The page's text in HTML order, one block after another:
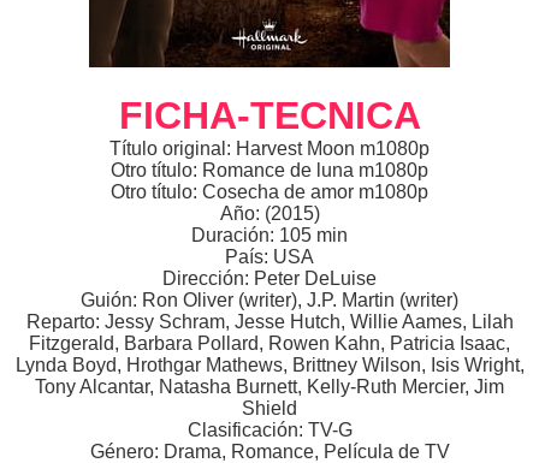
FICHA-TECNICA
Título original: Harvest Moon m1080p
Otro título: Romance de luna m1080p
Otro título: Cosecha de amor m1080p
Año: (2015)
Duración: 105 min
País: USA
Dirección: Peter DeLuise
Guión: Ron Oliver (writer), J.P. Martin (writer)
Reparto: Jessy Schram, Jesse Hutch, Willie Aames, Lilah
Fitzgerald, Barbara Pollard, Rowen Kahn, Patricia Isaac,
Lynda Boyd, Hrothgar Mathews, Brittney Wilson, Isis Wright,
Tony Alcantar, Natasha Burnett, Kelly-Ruth Mercier, Jim
Shield
Clasificación: TV-G
Género: Drama, Romance, Película de TV